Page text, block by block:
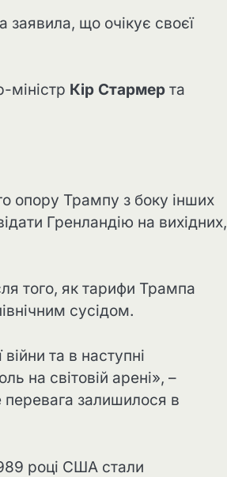
заявила, що очікує своєї
міністр Кір Стармер та
опору Трампу з боку інших
Гренландію на вихідних,
того, як тарифи Трампа
сусідом.
та в наступні
на світовій арені», –
залишилося в
році США стали